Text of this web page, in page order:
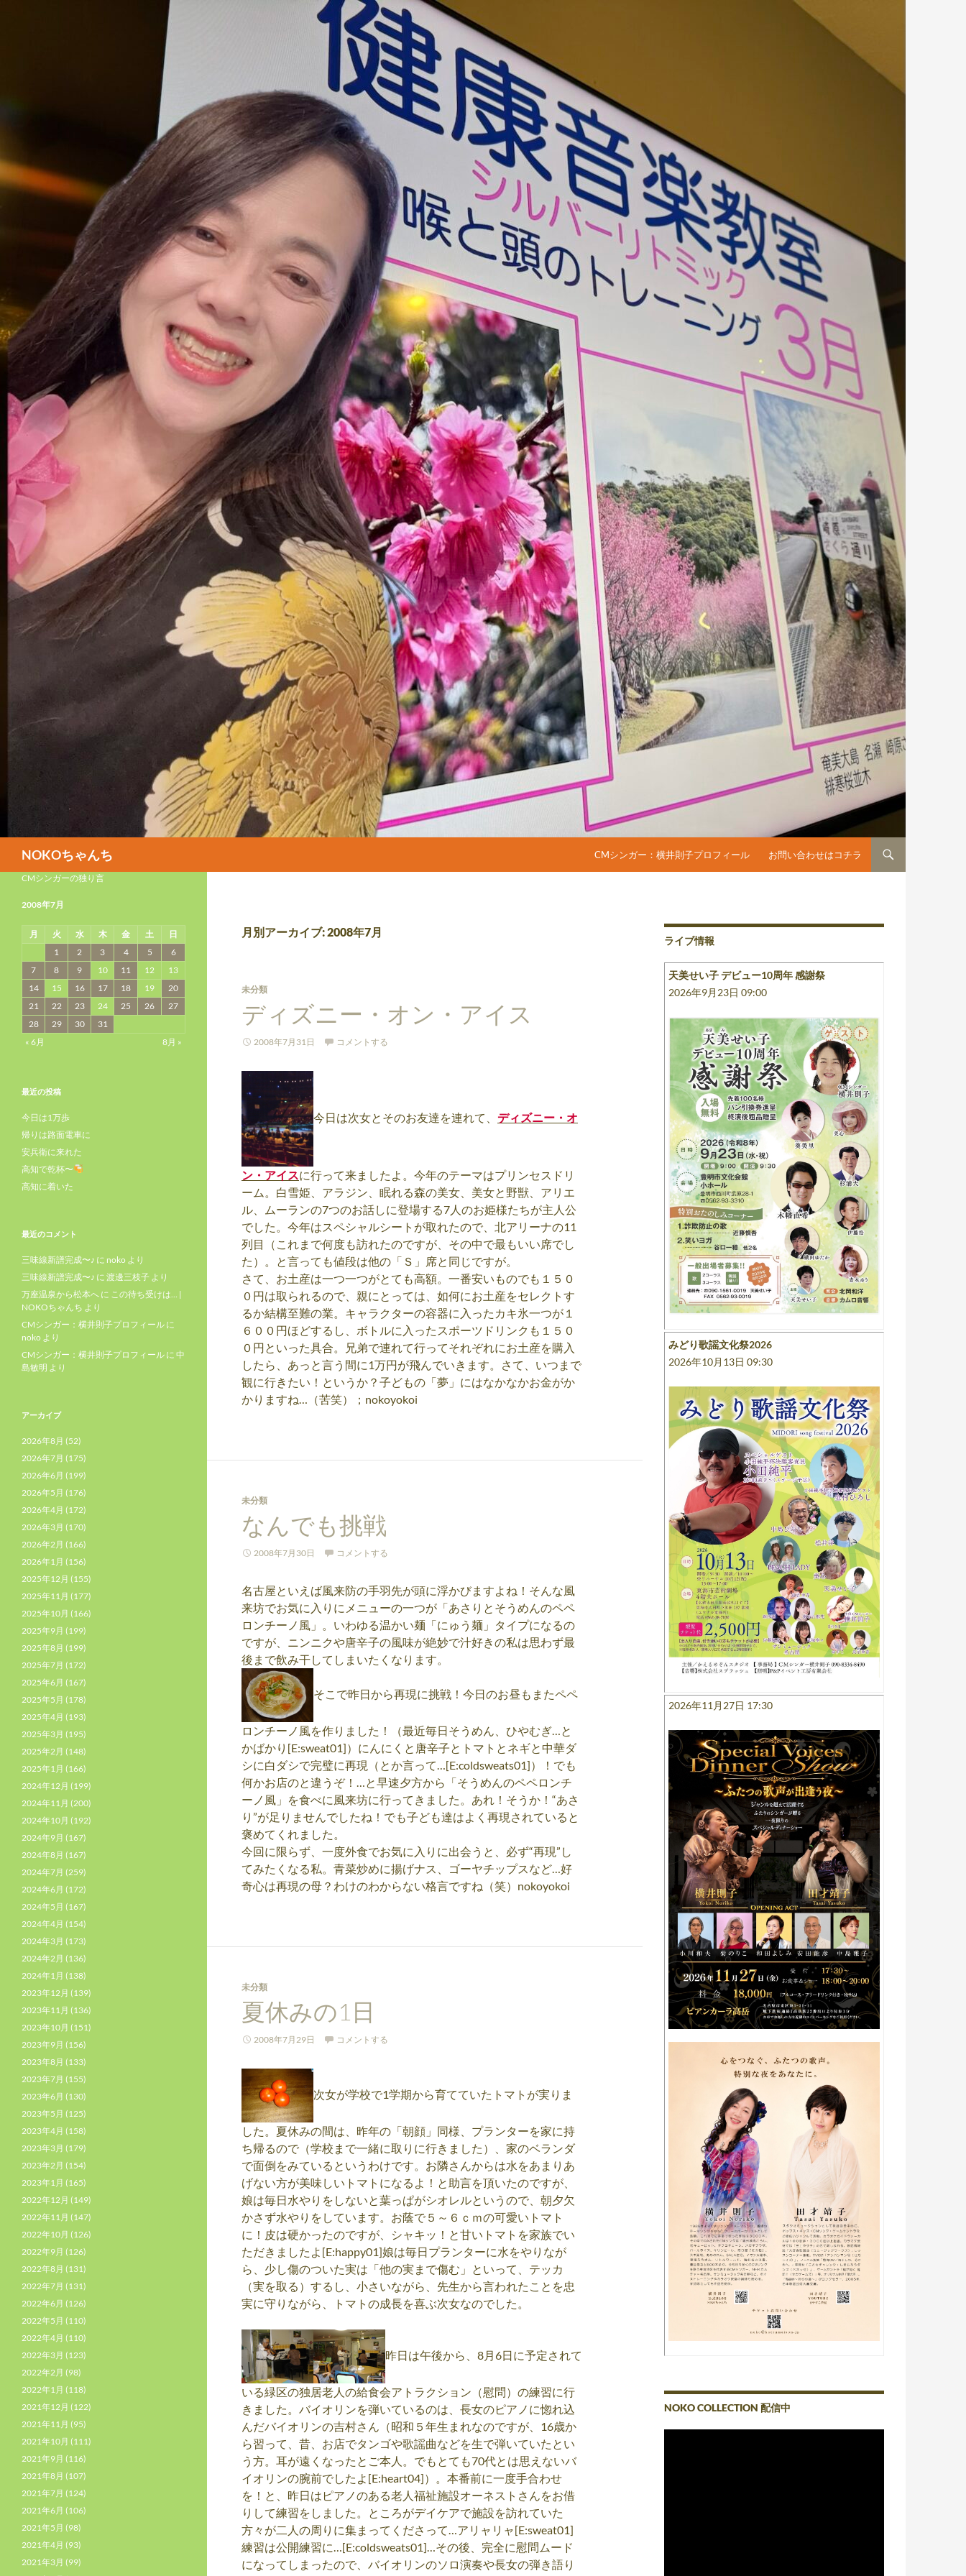
NOKOちゃんち
CMシンガー：横井則子プロフィール
お問い合わせはコチラ
月別アーカイブ: 2008年7月
未分類
ディズニー・オン・アイス
2008年7月31日 コメントする
今日は次女とそのお友達を連れて、 ディズニー・オ
ン・アイスに行って来ましたよ。今年のテーマはプリンセスドリ
ーム。白雪姫、アラジン、眠れる森の美女、美女と野獣、アリエ
ル、ムーランの7つのお話しに登場する7人のお姫様たちが主人公
でした。今年はスペシャルシートが取れたので、北アリーナの11
列目（これまで何度も訪れたのですが、その中で最もいい席でし
た）。と言っても値段は他の「Ｓ」席と同じですが。
さて、お土産は一つ一つがとても高額。一番安いものでも１５０
０円は取られるので、親にとっては、如何にお土産をセレクトす
るか結構至難の業。キャラクターの容器に入ったカキ氷一つが１
６００円ほどするし、ボトルに入ったスポーツドリンクも１５０
０円といった具合。兄弟で連れて行ってそれぞれにお土産を購入
したら、あっと言う間に1万円が飛んでいきます。さて、いつまで
観に行きたい！というか？子どもの「夢」にはなかなかお金がか
かりますね…（苦笑）；nokoyokoi
未分類
なんでも挑戦
2008年7月30日 コメントする
名古屋といえば風来防の手羽先が頭に浮かびますよね！そんな風
来坊でお気に入りにメニューの一つが「あさりとそうめんのペペ
ロンチーノ風」。いわゆる温かい麺「にゅう麺」タイプになるの
ですが、ニンニクや唐辛子の風味が絶妙で汁好きの私は思わず最
後まで飲み干してしまいたくなります。
そこで昨日から再現に挑戦！今日のお昼もまたペペ
ロンチーノ風を作りました！（最近毎日そうめん、ひやむぎ…と
かばかり[E:sweat01]）にんにくと唐辛子とトマトとネギと中華ダ
シに白ダシで完璧に再現（とか言って…[E:coldsweats01]）！でも
何かお店のと違うぞ！…と早速夕方から「そうめんのペペロンチ
ーノ風」を食べに風来坊に行ってきました。あれ！そうか！“あさ
り”が足りませんでしたね！でも子ども達はよく再現されていると
褒めてくれました。
今回に限らず、一度外食でお気に入りに出会うと、必ず“再現”し
てみたくなる私。青菜炒めに揚げナス、ゴーヤチップスなど…好
奇心は再現の母？わけのわからない格言ですね（笑）nokoyokoi
未分類
夏休みの1日
2008年7月29日 コメントする
次女が学校で1学期から育てていたトマトが実りま
した。夏休みの間は、昨年の「朝顔」同様、プランターを家に持
ち帰るので（学校まで一緒に取りに行きました）、家のベランダ
で面倒をみているというわけです。お隣さんからは水をあまりあ
げない方が美味しいトマトになるよ！と助言を頂いたのですが、
娘は毎日水やりをしないと葉っぱがシオレルというので、朝夕欠
かさず水やりをしています。お蔭で５～６ｃｍの可愛いトマト
に！皮は硬かったのですが、シャキッ！と甘いトマトを家族でい
ただきましたよ[E:happy01]娘は毎日プランターに水をやりなが
ら、少し傷のついた実は「他の実まで傷む」といって、テッカ
（実を取る）するし、小さいながら、先生から言われたことを忠
実に守りながら、トマトの成長を喜ぶ次女なのでした。
昨日は午後から、8月6日に予定されて
いる緑区の独居老人の給食会アトラクション（慰問）の練習に行
きました。バイオリンを弾いているのは、長女のピアノに惚れ込
んだバイオリンの吉村さん（昭和５年生まれなのですが、16歳か
ら習って、昔、お店でタンゴや歌謡曲などを生で弾いていたとい
う方。耳が遠くなったとご本人。でもとても70代とは思えないバ
イオリンの腕前でしたよ[E:heart04]）。本番前に一度手合わせ
を！と、昨日はピアノのある老人福祉施設オーネストさんをお借
りして練習をしました。ところがデイケアで施設を訪れていた
方々が二人の周りに集まってくださって…アリャリャ[E:sweat01]
練習は公開練習に…[E:coldsweats01]…その後、完全に慰問ムード
になってしまったので、バイオリンのソロ演奏や長女の弾き語り
ライブ情報
天美せい子 デビュー10周年 感謝祭
2026年9月23日 09:00
みどり歌謡文化祭2026
2026年10月13日 09:30
2026年11月27日 17:30
NOKO COLLECTION 配信中
CMシンガーの独り言
2008年7月
月 火 水 木 金 土
日
1
2 3 4 5
6
7
8 9 10 11 12
13
14
15 16 17 18 19
20
21
22 23 24 25 26
27
28
29 30
31
« 6月
8月 »
最近の投稿
今日は1万歩
帰りは路面電車に
安兵衛に来れた
高知で乾杯〜
高知に着いた
最近のコメント
三味線新譜完成〜♪ に noko より
三味線新譜完成〜♪ に 渡邊三枝子 より
万座温泉から松本へ に この待ち受けは… |
NOKOちゃんち より
CMシンガー：横井則子プロフィール に
noko より
CMシンガー：横井則子プロフィール に 中
島敏明 より
アーカイブ
2026年8月 (52)
2026年7月 (175)
2026年6月 (199)
2026年5月 (176)
2026年4月 (172)
2026年3月 (170)
2026年2月 (166)
2026年1月 (156)
2025年12月 (155)
2025年11月 (177)
2025年10月 (166)
2025年9月 (199)
2025年8月 (199)
2025年7月 (172)
2025年6月 (167)
2025年5月 (178)
2025年4月 (193)
2025年3月 (195)
2025年2月 (148)
2025年1月 (166)
2024年12月 (199)
2024年11月 (200)
2024年10月 (192)
2024年9月 (167)
2024年8月 (167)
2024年7月 (259)
2024年6月 (172)
2024年5月 (167)
2024年4月 (154)
2024年3月 (173)
2024年2月 (136)
2024年1月 (138)
2023年12月 (139)
2023年11月 (136)
2023年10月 (151)
2023年9月 (156)
2023年8月 (133)
2023年7月 (155)
2023年6月 (130)
2023年5月 (125)
2023年4月 (158)
2023年3月 (179)
2023年2月 (154)
2023年1月 (165)
2022年12月 (149)
2022年11月 (147)
2022年10月 (126)
2022年9月 (126)
2022年8月 (131)
2022年7月 (131)
2022年6月 (126)
2022年5月 (110)
2022年4月 (110)
2022年3月 (123)
2022年2月 (98)
2022年1月 (118)
2021年12月 (122)
2021年11月 (95)
2021年10月 (111)
2021年9月 (116)
2021年8月 (107)
2021年7月 (124)
2021年6月 (106)
2021年5月 (98)
2021年4月 (93)
2021年3月 (99)